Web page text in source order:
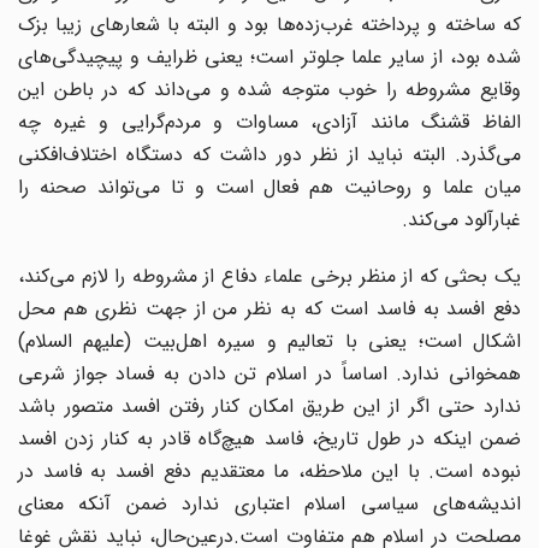
که ساخته‌ و پرداخته غرب‌زده‌ها بود و البته با شعارهای زیبا بزک
شده بود، از سایر علما جلوتر است؛ یعنی ظرایف و پیچیدگی‌های
وقایع مشروطه را خوب متوجه شده و می‌داند که در باطن این
الفاظ قشنگ مانند آزادی، مساوات و مردم‌گرایی و غیره چه
می‌گذرد. البته نباید از نظر دور داشت که دستگاه اختلاف‌افکنی
میان علما و روحانیت هم فعال است و تا می‌تواند صحنه را
غبارآلود می‌کند.
یک بحثی که از منظر برخی علماء دفاع از مشروطه را لازم می‌کند،
دفع افسد به فاسد است که به نظر من از جهت نظری هم محل
اشکال است؛ یعنی با تعالیم و سیره اهل‌بیت (علیهم السلام)
همخوانی ندارد. اساساً در اسلام تن دادن به فساد جواز شرعی
ندارد حتی اگر از این طریق امکان کنار رفتن افسد متصور باشد
ضمن اینکه در طول تاریخ، فاسد هیچ‌گاه قادر به کنار زدن افسد
نبوده است. با این ملاحظه، ما معتقدیم دفع افسد به فاسد در
اندیشه‌های سیاسی اسلام اعتباری ندارد ضمن آنکه معنای
مصلحت در اسلام هم متفاوت است.درعین‌حال، نباید نقش غوغا